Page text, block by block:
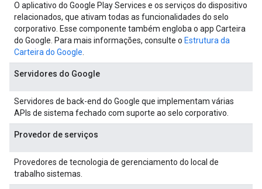
O aplicativo do Google Play Services e os serviços do dispositivo
relacionados, que ativam todas as funcionalidades do selo
corporativo. Esse componente também engloba o app Carteira
do Google. Para mais informações, consulte o Estrutura da
Carteira do Google
Servidores do Google
Servidores de back-end do Google que implementam várias
APIs de sistema fechado com suporte ao selo corporativo.
Provedor de serviços
Provedores de tecnologia de gerenciamento do local de
trabalho sistemas.